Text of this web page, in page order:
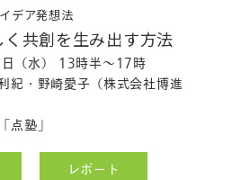
デア発想法
共創を生み出す方法
（水） 13時半～17時
紀・野崎愛子（株式会社博進
点塾」
レポート